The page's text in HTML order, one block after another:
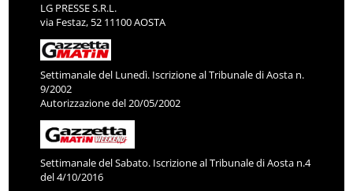
LG PRESSE S.R.L.
via Festaz, 52 11100 AOSTA
Settimanale del Lunedì. Iscrizione al Tribunale di Aosta n.
9/2002
Autorizzazione del 20/05/2002
Settimanale del Sabato. Iscrizione al Tribunale di Aosta n.4
del 4/10/2016